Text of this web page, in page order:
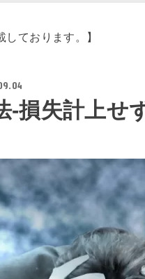
しております。】
-損失計上せ